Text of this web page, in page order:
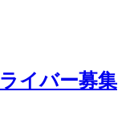
イバー募集